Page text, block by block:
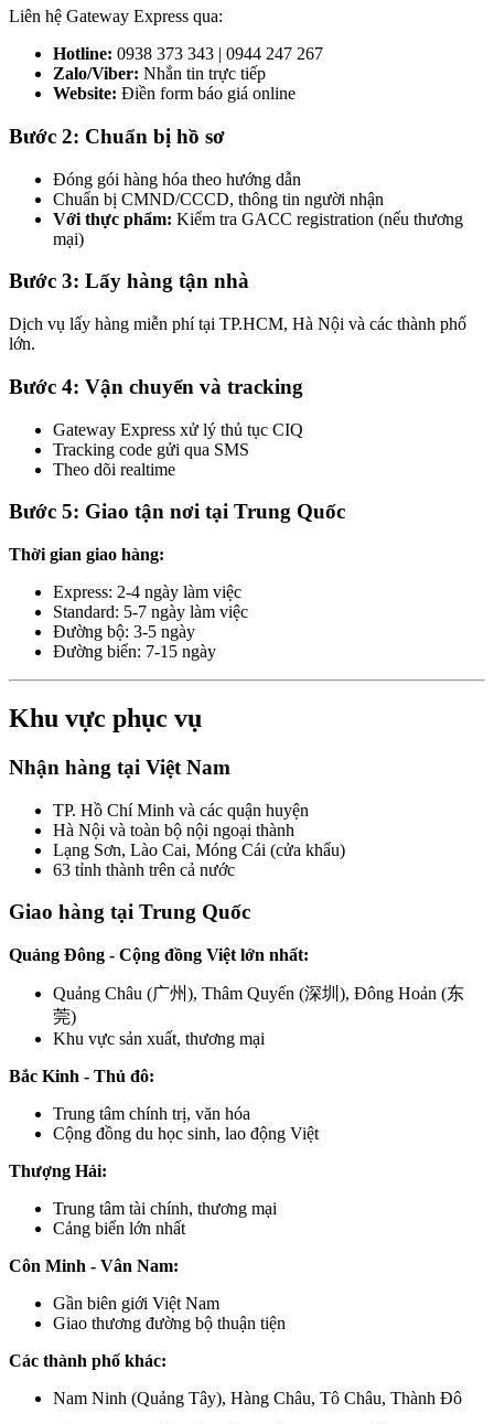
Liên hệ Gateway Express qua:
Hotline: 0938 373 343 | 0944 247 267
Zalo/Viber: Nhắn tin trực tiếp
Website: Điền form báo giá online
Bước 2: Chuẩn bị hồ sơ
Đóng gói hàng hóa theo hướng dẫn
Chuẩn bị CMND/CCCD, thông tin người nhận
Với thực phẩm: Kiểm tra GACC registration (nếu thương
mại)
Bước 3: Lấy hàng tận nhà
Dịch vụ lấy hàng miễn phí tại TP.HCM, Hà Nội và các thành phố
lớn.
Bước 4: Vận chuyển và tracking
Gateway Express xử lý thủ tục CIQ
Tracking code gửi qua SMS
Theo dõi realtime
Bước 5: Giao tận nơi tại Trung Quốc
Thời gian giao hàng:
Express: 2-4 ngày làm việc
Standard: 5-7 ngày làm việc
Đường bộ: 3-5 ngày
Đường biển: 7-15 ngày
Khu vực phục vụ
Nhận hàng tại Việt Nam
TP. Hồ Chí Minh và các quận huyện
Hà Nội và toàn bộ nội ngoại thành
Lạng Sơn, Lào Cai, Móng Cái (cửa khẩu)
63 tỉnh thành trên cả nước
Giao hàng tại Trung Quốc
Quảng Đông - Cộng đồng Việt lớn nhất:
Quảng Châu (广州), Thâm Quyến (深圳), Đông Hoản (东
莞)
Khu vực sản xuất, thương mại
Bắc Kinh - Thủ đô:
Trung tâm chính trị, văn hóa
Cộng đồng du học sinh, lao động Việt
Thượng Hải:
Trung tâm tài chính, thương mại
Cảng biển lớn nhất
Côn Minh - Vân Nam:
Gần biên giới Việt Nam
Giao thương đường bộ thuận tiện
Các thành phố khác:
Nam Ninh (Quảng Tây), Hàng Châu, Tô Châu, Thành Đô